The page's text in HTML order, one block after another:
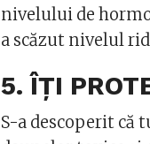
nivelului de
a scăzut nivelul
5. ÎȚI
S-a descoperit